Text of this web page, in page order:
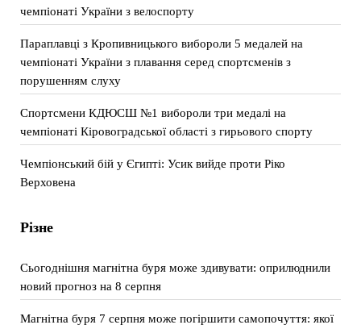
чемпіонаті України з велоспорту
Параплавці з Кропивницького вибороли 5 медалей на
чемпіонаті України з плавання серед спортсменів з
порушенням слуху
Спортсмени КДЮСШ №1 вибороли три медалі на
чемпіонаті Кіровоградської області з гирьового спорту
Чемпіонський бій у Єгипті: Усик вийде проти Ріко
Верховена
Різне
Сьогоднішня магнітна буря може здивувати: оприлюднили
новий прогноз на 8 серпня
Магнітна буря 7 серпня може погіршити самопочуття: якої